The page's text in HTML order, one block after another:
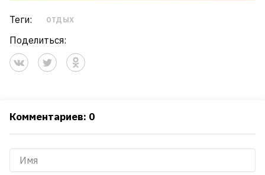
Теги: ОТДЫХ
Поделиться:
Комментариев: 0